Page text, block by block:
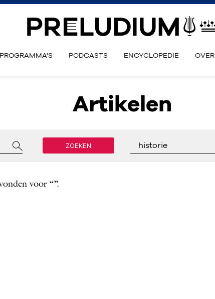
PODCASTS ENCYCLOPEDIE OVER
Artikelen
ZOEKEN historie
voor “”.